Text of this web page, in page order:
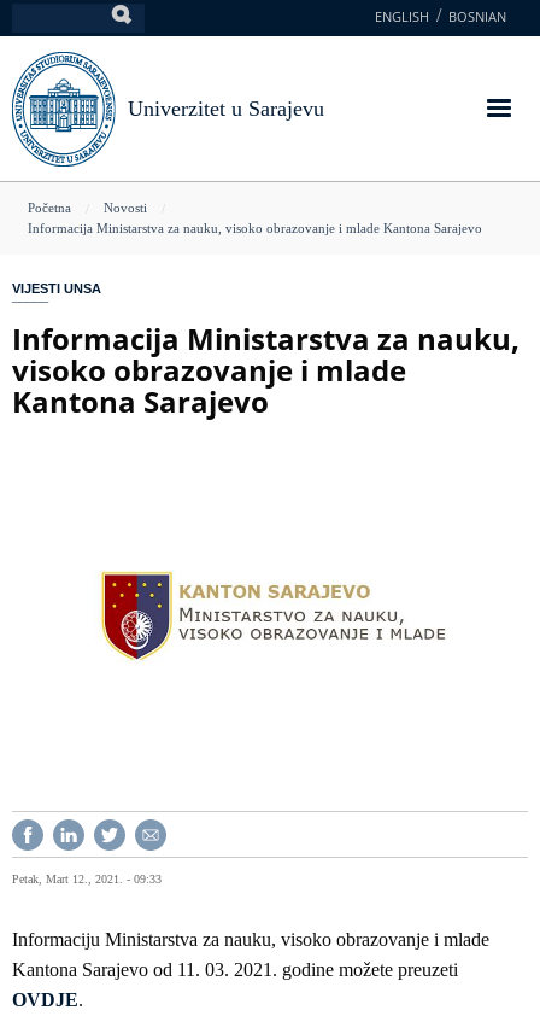
na
glavni
sadržaj
ENGLISH BOSNIAN
Univerzitet u Sarajevu
You
here
Početna
Novosti
Informacija Ministarstva za nauku, visoko obrazovanje i mlade Kantona Sarajevo
VIJESTI UNSA
Informacija Ministarstva za nauku,
visoko obrazovanje i mlade
Kantona Sarajevo
Petak, Mart 12., 2021. - 09:33
Informaciju Ministarstva za nauku, visoko obrazovanje i mlade
Kantona Sarajevo od 11. 03. 2021. godine možete preuzeti
OVDJE.